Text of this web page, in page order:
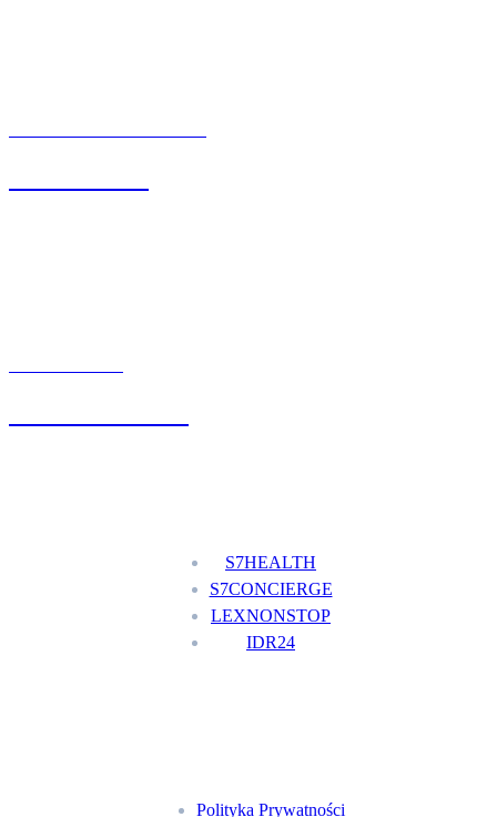
S7HEALTH
S7CONCIERGE
LEXNONSTOP
IDR24
Polityka Prywatności